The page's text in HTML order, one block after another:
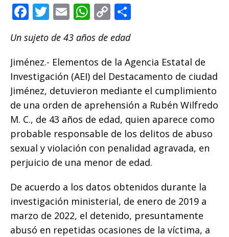
F
c
e
b
o
o
k
T
w
it
te
r
E
ai
l
W
at
s
A
p
p
C
o
p
y
Li
n
k
p
ar
ti
r
Un sujeto de 43 años de edad
Jiménez.- Elementos de la Agencia Estatal de
Investigación (AEI) del Destacamento de ciudad
Jiménez, detuvieron mediante el cumplimiento
de una orden de aprehensión a Rubén Wilfredo
M. C., de 43 años de edad, quien aparece como
probable responsable de los delitos de abuso
sexual y violación con penalidad agravada, en
perjuicio de una menor de edad.
De acuerdo a los datos obtenidos durante la
investigación ministerial, de enero de 2019 a
marzo de 2022, el detenido, presuntamente
abusó en repetidas ocasiones de la víctima, a